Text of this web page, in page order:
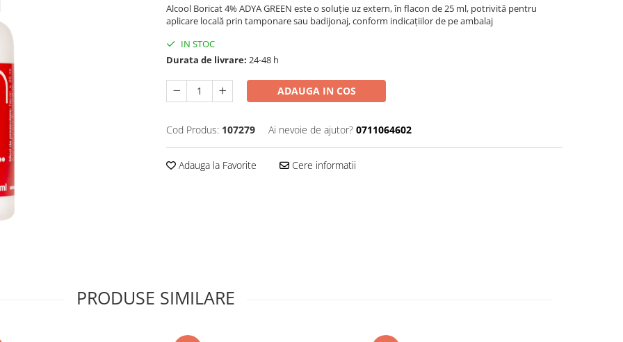
Alcool Boricat 4% ADYA GREEN este o soluție uz extern, în flacon de 25 ml, potrivită pentru
aplicare locală prin tamponare sau badijonaj, conform indicațiilor de pe ambalaj
IN STOC
Durata de livrare: 24-48 h
ADAUGA IN COS
Cod Produs: 107279 Ai nevoie de ajutor? 0711064602
Adauga la Favorite Cere informatii
PRODUSE SIMILARE